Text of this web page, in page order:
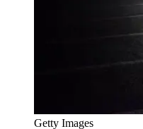
Getty Images